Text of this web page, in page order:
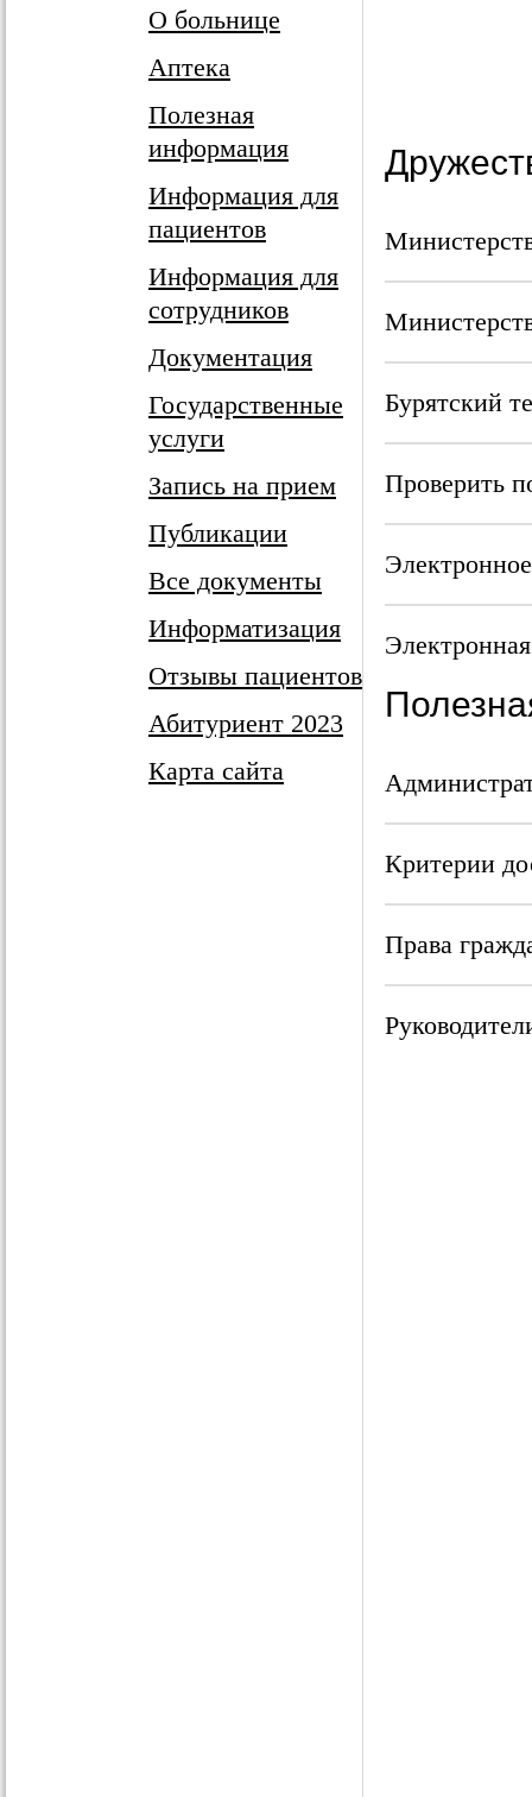
О больнице
Аптека
Полезная
информация
Информация для
пациентов
Информация для
сотрудников
Документация
Государственные
услуги
Запись на прием
Публикации
Все документы
Информатизация
Отзывы пациентов
Абитуриент 2023
Карта сайта
Бурятский
Проверить
Критерии
Права